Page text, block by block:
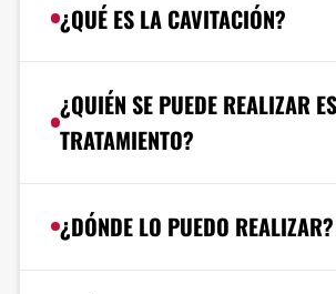
¿QUÉ ES LA CAVITACIÓN?
¿QUIÉN SE PUEDE REALIZAR
TRATAMIENTO?
¿DÓNDE LO PUEDO REALIZAR?